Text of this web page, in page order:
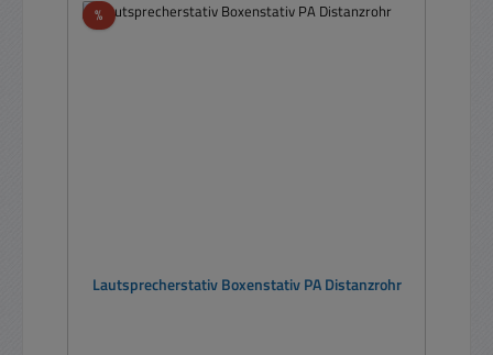
%Rabatt
Lautsprecherstativ Boxenstativ PA Distanzrohr